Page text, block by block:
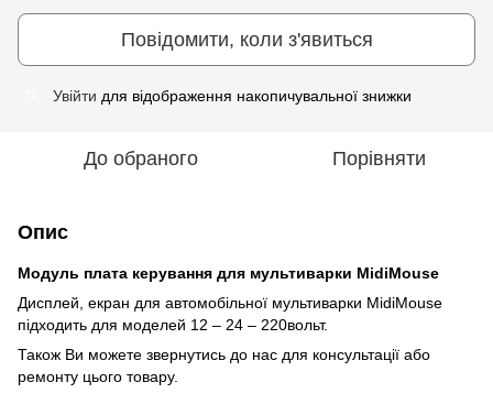
Повідомити, коли з'явиться
Увійти для відображення накопичувальної знижки
До обраного Порівняти
Опис
Модуль плата керування для мультиварки MidiMouse
Дисплей, екран для автомобільної мультиварки MidiMouse
підходить для моделей 12 – 24 – 220вольт.
Також Ви можете звернутись до нас для консультації або
ремонту цього товару.